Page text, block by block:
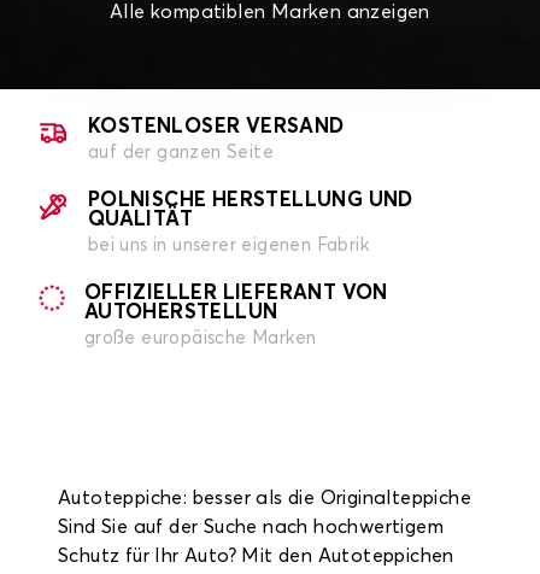
Alle kompatiblen Marken anzeigen
KOSTENLOSER VERSAND
auf der ganzen Seite
POLNISCHE HERSTELLUNG UND
QUALITÄT
bei uns in unserer eigenen Fabrik
OFFIZIELLER LIEFERANT VON
AUTOHERSTELLUN
große europäische Marken
Autoteppiche: besser als die Originalteppiche
Sind Sie auf der Suche nach hochwertigem
Schutz für Ihr Auto? Mit den Autoteppichen